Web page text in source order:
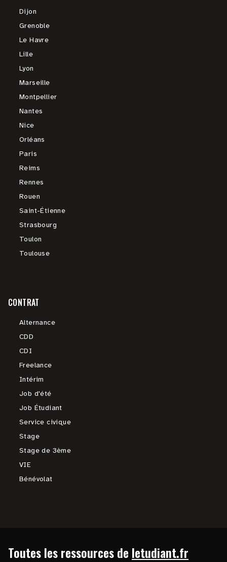
Dijon
Grenoble
Le Havre
Lille
Lyon
Marseille
Montpellier
Nantes
Nice
Orléans
Paris
Reims
Rennes
Rouen
Saint-Étienne
Strasbourg
Toulon
Toulouse
CONTRAT
Alternance
CDD
CDI
Freelance
Intérim
Job d'été
Job Étudiant
Service civique
Stage
Stage de 3ème
VIE
Bénévolat
Toutes les ressources de letudiant.fr